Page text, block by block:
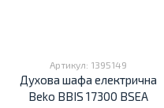
Артикул: 1395149
Духова шафа електрична
Beko BBIS 17300 BSEA